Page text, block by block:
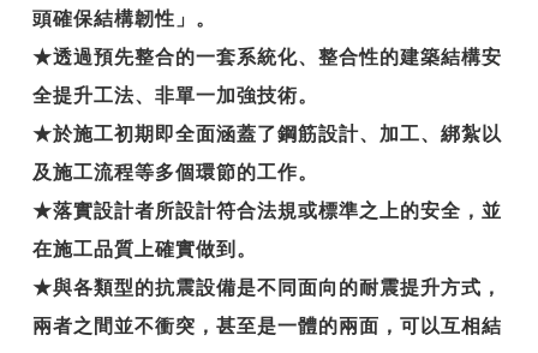
頭確保結構韌性」。
★透過預先整合的一套系統化、整合性的建築結構安
全提升工法、非單一加強技術。
★於施工初期即全面涵蓋了鋼筋設計、加工、綁紮以
及施工流程等多個環節的工作。
★落實設計者所設計符合法規或標準之上的安全，並
在施工品質上確實做到。
★與各類型的抗震設備是不同面向的耐震提升方式，
兩者之間並不衝突，甚至是一體的兩面，可以互相結